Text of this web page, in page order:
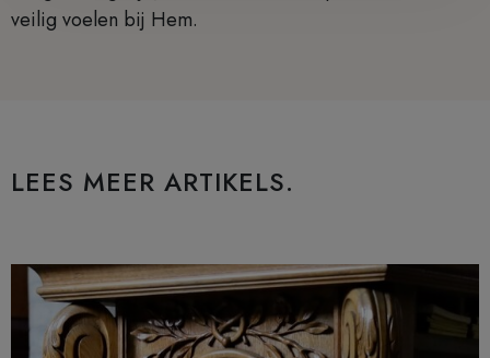
veilig voelen bij Hem.
LEES MEER ARTIKELS.